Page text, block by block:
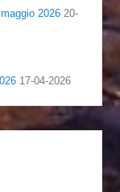
2026 20-
17-04-2026